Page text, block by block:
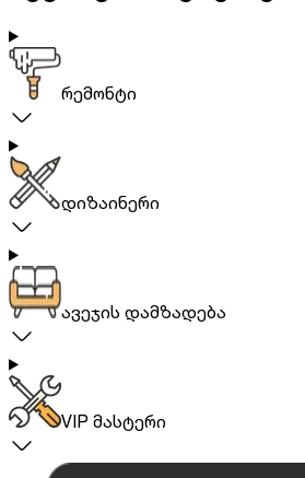
რემონტი
დიზაინერი
ავეჯის დამზადება
VIP მასტერი